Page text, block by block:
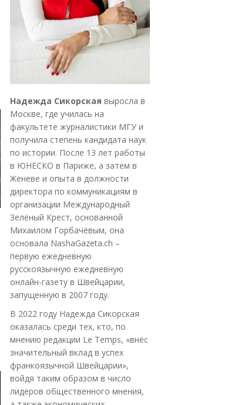
Надежда Сикорская выросла в
Москве, где училась на
факультете журналистики МГУ и
получила степень кандидата наук
по истории. После 13 лет работы
в ЮНЕСКО в Париже, а затем в
Женеве и опыта в должности
директора по коммуникациям в
организации Международный
Зелёный Крест, основанной
Михаилом Горбачёвым, она
основала NashaGazeta.ch –
первую ежедневную
русскоязычную ежедневную
онлайн-газету в Швейцарии,
запущенную в 2007 году.
В 2022 году Надежда Сикорская
оказалась среди тех, кто, по
мнению редакции Le Temps, «внёс
значительный вклад в успех
франкоязычной Швейцарии»,
войдя таким образом в число
лидеров общественного мнения,